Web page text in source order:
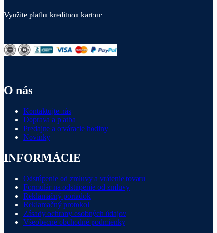
Využite platbu kreditnou kartou:
O nás
Kontaktujte nás
Doprava a platba
Predajne a otváracie hodiny
Novinky
INFORMÁCIE
Odstúpenie od zmluvy a vrátenie tovaru
Formulár na odstúpenie od zmluvy
Reklamačný poriadok
Reklamačný protokol
Zásady ochrany osobných údajov
Všeobecné obchodné podmienky